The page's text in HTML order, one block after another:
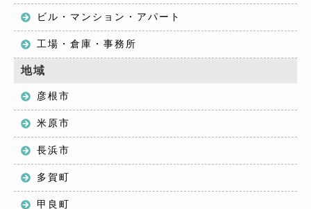
ビル・マンション・アパート
工場・倉庫・事務所
地域
彦根市
米原市
長浜市
多賀町
甲良町